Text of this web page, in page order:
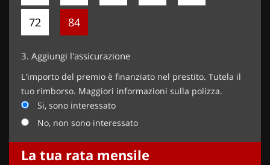
72 84
3. Aggiungi l'assicurazione
L'importo del premio è finanziato nel prestito. Tutela il
tuo rimborso. Maggiori informazioni sulla polizza.
Si, sono interessato
No, non sono interessato
La tua rata mensile